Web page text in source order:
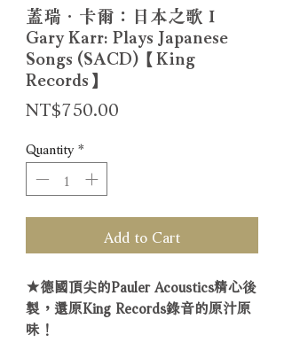
蓋瑞．卡爾：日本之歌Ｉ
Gary Karr: Plays Japanese
Songs (SACD)【King
Records】
NT$750.00
Quantity *
Add to Cart
★德國頂尖的Pauler Acoustics精心後
製，還原King Records錄音的原汁原
味！